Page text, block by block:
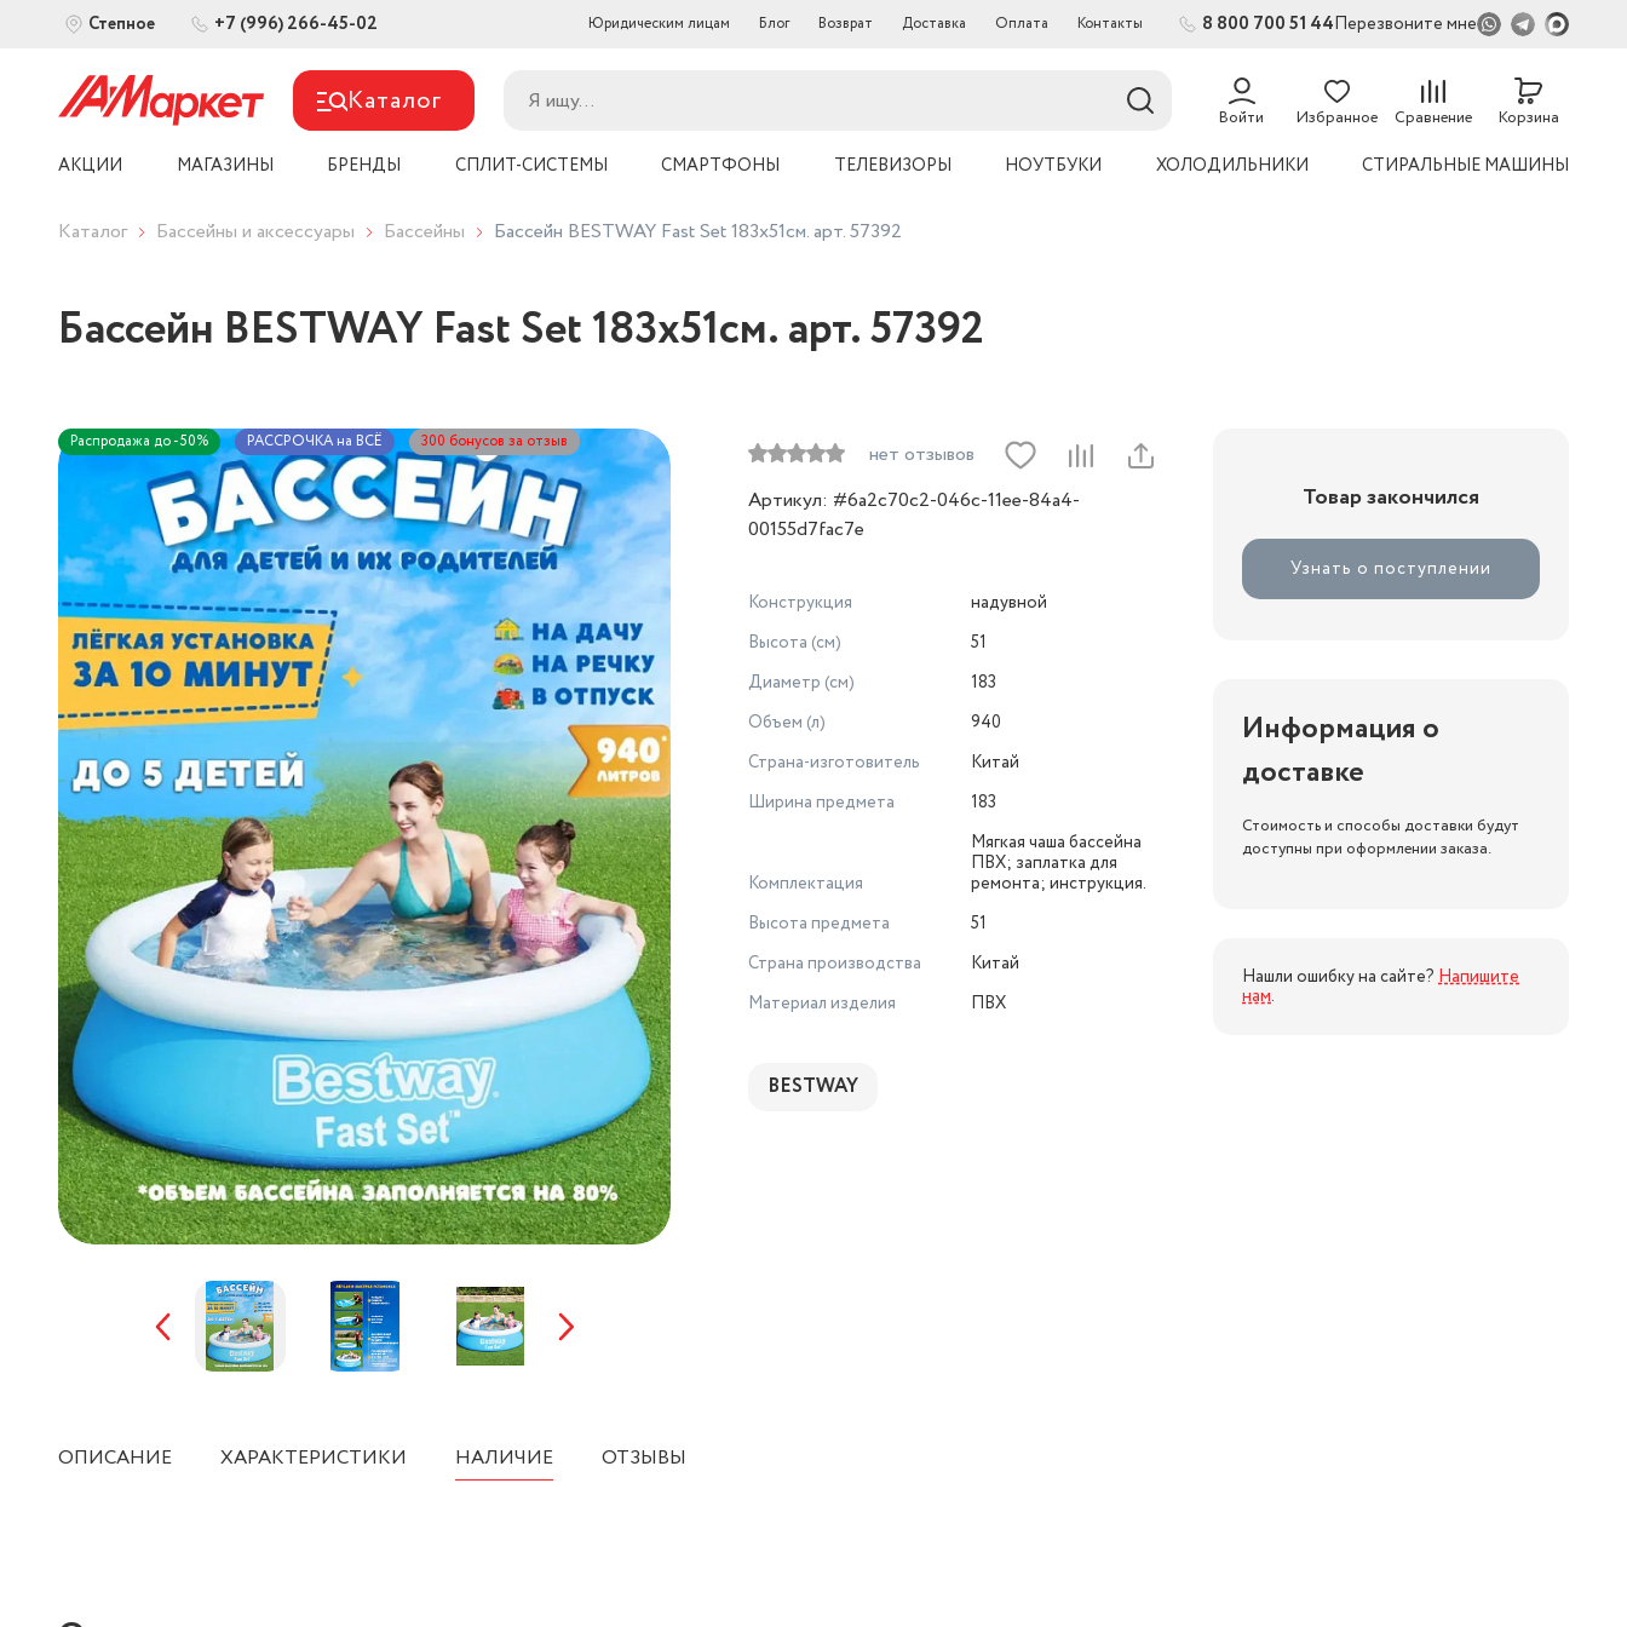
Степное +7 (996) 266-45-02 Юридическим лицам Блог Возврат Доставка Оплата Контакты 8 800 700 51 44Перезвоните мне
Каталог Войти Избранное Сравнение
54
Корзина
АКЦИИ МАГАЗИНЫ БРЕНДЫ СПЛИТ-СИСТЕМЫ СМАРТФОНЫ ТЕЛЕВИЗОРЫ НОУТБУКИ ХОЛОДИЛЬНИКИ СТИРАЛЬНЫЕ МАШИНЫ
Каталог Бассейны и аксессуары Бассейны Бассейн BESTWAY Fast Set 183х51см. арт. 57392
Бассейн BESTWAY Fast Set 183х51см. арт. 57392
Распродажа до -50% РАССРОЧКА на ВСЁ 300 бонусов за отзыв
нет отзывов
Артикул: #6a2c70c2-046c-11ee-84a4-
00155d7fac7e
Конструкция
надувной
Высота (см)
51
Диаметр (см)
183
Объем (л)
940
Страна-изготовитель
Китай
Ширина предмета
183
Комплектация
Мягкая чаша бассейна
ПВХ; заплатка для
ремонта; инструкция.
Высота предмета
51
Страна производства
Китай
Материал изделия
ПВХ
BESTWAY
Товар закончился
Узнать о поступлении
Информация о
доставке
Стоимость и способы доставки будут
доступны при оформлении заказа.
Нашли ошибку на сайте? Напишите
нам.
ОПИСАНИЕ ХАРАКТЕРИСТИКИ НАЛИЧИЕ ОТЗЫВЫ